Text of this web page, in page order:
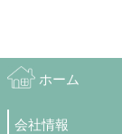
ホーム
会社情報